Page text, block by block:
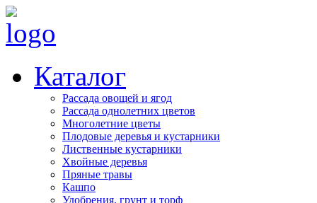
Каталог
Рассада овощей и ягод
Рассада однолетних цветов
Многолетние цветы
Плодовые деревья и кустарники
Лиственные кустарники
Хвойные деревья
Пряные травы
Кашпо
Удобрения, грунт и торф